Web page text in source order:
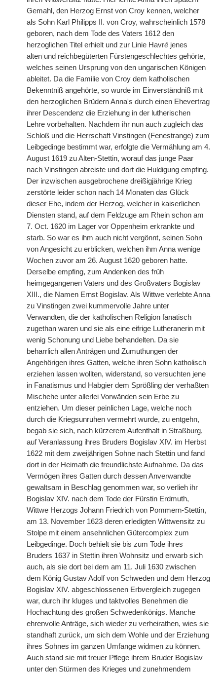
Gemahl, den Herzog Ernst von Croy kennen, welcher
als Sohn Karl Philipps II. von Croy, wahrscheinlich 1578
geboren, nach dem Tode des Vaters 1612 den
herzoglichen Titel erhielt und zur Linie Havré jenes
alten und reichbegüterten Fürstengeschlechtes gehörte,
welches seinen Ursprung von den ungarischen Königen
ableitet. Da die Familie von Croy dem katholischen
Bekenntniß angehörte, so wurde im Einverständniß mit
den herzoglichen Brüdern Anna's durch einen Ehevertrag
ihrer Descendenz die Erziehung in der lutherischen
Lehre vorbehalten. Nachdem ihr nun auch zugleich das
Schloß und die Herrschaft Vinstingen (Fenestrange) zum
Leibgedinge bestimmt war, erfolgte die Vermählung am 4.
August 1619 zu Alten-Stettin, worauf das junge Paar
nach Vinstingen abreiste und dort die Huldigung empfing.
Der inzwischen ausgebrochene dreißigjährige Krieg
zerstörte leider schon nach 14 Monaten das Glück
dieser Ehe, indem der Herzog, welcher in kaiserlichen
Diensten stand, auf dem Feldzuge am Rhein schon am
7. Oct. 1620 im Lager vor Oppenheim erkrankte und
starb. So war es ihm auch nicht vergönnt, seinen Sohn
von Angesicht zu erblicken, welchen ihm Anna wenige
Wochen zuvor am 26. August 1620 geboren hatte.
Derselbe empfing, zum Andenken des früh
heimgegangenen Vaters und des Großvaters Bogislav
XIII., die Namen Ernst Bogislav. Als Wittwe verlebte Anna
zu Vinstingen zwei kummervolle Jahre unter
Verwandten, die der katholischen Religion fanatisch
zugethan waren und sie als eine eifrige Lutheranerin mit
wenig Schonung und Liebe behandelten. Da sie
beharrlich allen Anträgen und Zumuthungen der
Angehörigen ihres Gatten, welche ihren Sohn katholisch
erziehen lassen wollten, widerstand, so versuchten jene
in Fanatismus und Habgier dem Sprößling der verhaßten
Mischehe unter allerlei Vorwänden sein Erbe zu
entziehen. Um dieser peinlichen Lage, welche noch
durch die Kriegsunruhen vermehrt wurde, zu entgehn,
begab sie sich, nach kürzerem Aufenthalt in Straßburg,
auf Veranlassung ihres Bruders Bogislav XIV. im Herbst
1622 mit dem zweijährigen Sohne nach Stettin und fand
dort in der Heimath die freundlichste Aufnahme. Da das
Vermögen ihres Gatten durch dessen Anverwandte
gewaltsam in Beschlag genommen war, so verlieh ihr
Bogislav XIV. nach dem Tode der Fürstin Erdmuth,
Wittwe Herzogs Johann Friedrich von Pommern-Stettin,
am 13. November 1623 deren erledigten Wittwensitz zu
Stolpe mit einem ansehnlichen Gütercomplex zum
Leibgedinge. Doch behielt sie bis zum Tode ihres
Bruders 1637 in Stettin ihren Wohnsitz und erwarb sich
auch, als sie dort bei dem am 11. Juli 1630 zwischen
dem König Gustav Adolf von Schweden und dem Herzog
Bogislav XIV. abgeschlossenen Erbvergleich zugegen
war, durch ihr kluges und taktvolles Benehmen die
Hochachtung des großen Schwedenkönigs. Manche
ehrenvolle Anträge, sich wieder zu verheirathen, wies sie
standhaft zurück, um sich dem Wohle und der Erziehung
ihres Sohnes im ganzen Umfange widmen zu können.
Auch stand sie mit treuer Pflege ihrem Bruder Bogislav
unter den Stürmen des Krieges und zunehmendem